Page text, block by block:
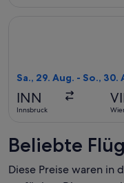
Sa., 29. Aug. - So., 30.
INN
Innsbruck
Beliebte
Diese Preise waren in